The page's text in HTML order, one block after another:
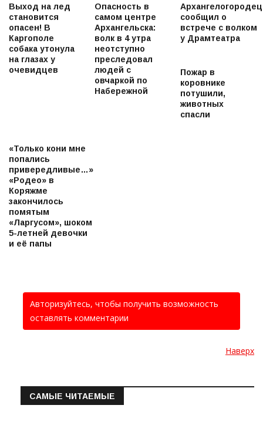
Выход на лед
становится
опасен! В
Каргополе
собака утонула
на глазах у
очевидцев
Опасность в
самом центре
Архангельска:
волк в 4 утра
неотступно
преследовал
людей с
овчаркой по
Набережной
Архангелогородец
сообщил о
встрече с волком
у Драмтеатра
Пожар в
коровнике
потушили,
животных
спасли
«Только кони мне
попались
привередливые…»
«Родео» в
Коряжме
закончилось
помятым
«Ларгусом», шоком
5-летней девочки
и её папы
Авторизуйтесь, чтобы получить возможность
оставлять комментарии
Наверх
САМЫЕ ЧИТАЕМЫЕ